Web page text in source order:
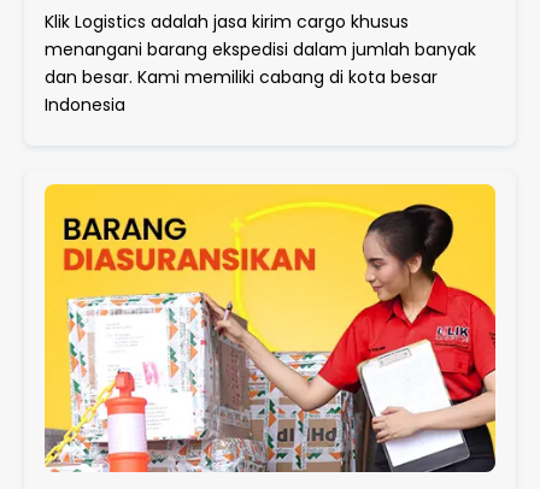
Klik Logistics adalah jasa kirim cargo khusus
menangani barang ekspedisi dalam jumlah banyak
dan besar. Kami memiliki cabang di kota besar
Indonesia